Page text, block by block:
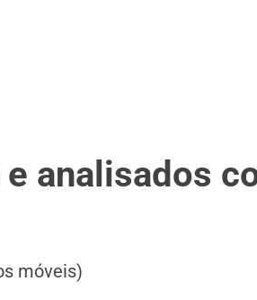
analisados
móveis)